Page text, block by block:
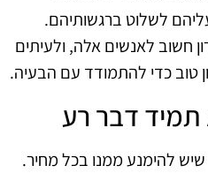
לשלוט ברגשותיהם.
חשוב לאנשים אלה, ולעיתים
טוב כדי להתמודד עם הבעיה.
להימנע ממנו בכל מחיר.